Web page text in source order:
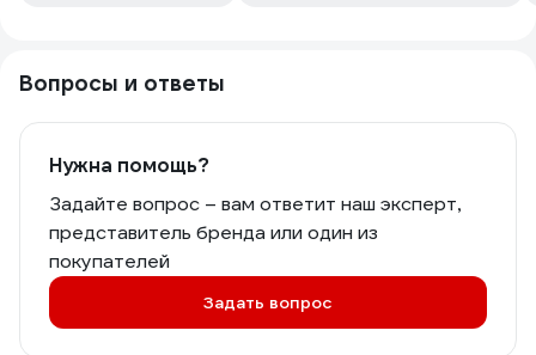
Вопросы и ответы
Нужна помощь?
Задайте вопрос – вам ответит наш эксперт,
представитель бренда или один из
покупателей
Задать вопрос